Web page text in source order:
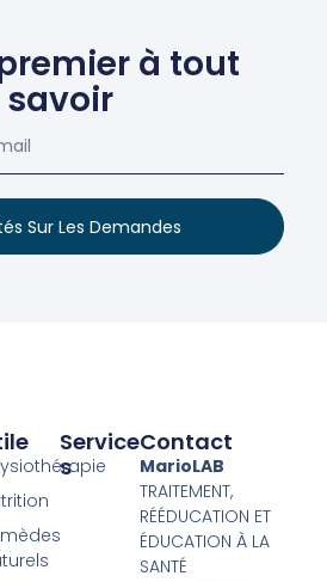
à tout
savoir
Sur Les Demandes
Service
S
Contact
MarioLAB
TRAITEMENT,
RÉÉDUCATION ET
ÉDUCATION À LA
SANTÉ